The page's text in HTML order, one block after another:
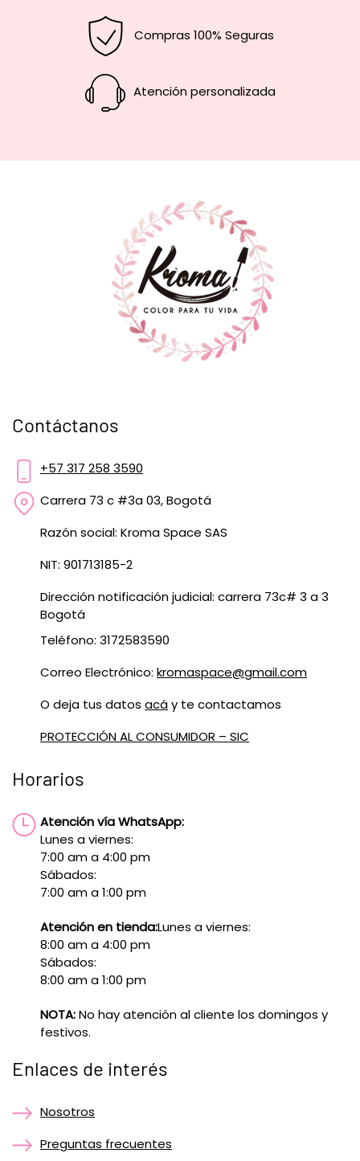
Compras 100% Seguras
Atención personalizada
Contáctanos
+57 317 258 3590
Carrera 73 c #3a 03, Bogotá
Razón social: Kroma Space SAS
NIT: 901713185-2
Dirección notificación judicial: carrera 73c# 3 a 3
Bogotá
Teléfono: 3172583590
Correo Electrónico: kromaspace@gmail.com
O deja tus datos acáy te contactamos
PROTECCIÓN AL CONSUMIDOR – SIC
Horarios
Atención vía WhatsApp:
Lunes a viernes:
7:00 am a 4:00 pm
Sábados:
7:00 am a 1:00 pm
Atención en tienda:Lunes a viernes:
8:00 am a 4:00 pm
Sábados:
8:00 am a 1:00 pm
NOTA:No hay atención al cliente los domingos y
festivos.
Enlaces de interés
Nosotros
Preguntas frecuentes